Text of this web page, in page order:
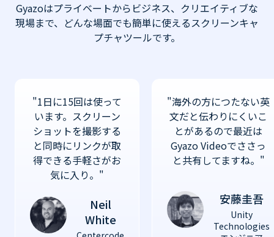
Gyazoはプライベートからビジネス、クリエイティブな
現場まで、 どんな場面でも簡単に使えるスクリーンキャ
プチャツールです。
"1日に15回は使って
います。スクリーン
ショットを撮影する
と同時にリンクが取
得できる手軽さがお
気に入り。"
Neil
White
"海外の方につたない英
文だと伝わりにくいこ
とがあるので最近は
Gyazo Videoでささっ
と共有してますね。"
安藤圭吾
Unity
Technologies